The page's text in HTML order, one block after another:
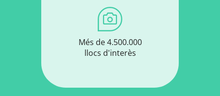
Més de 4.500.000
llocs d'interès